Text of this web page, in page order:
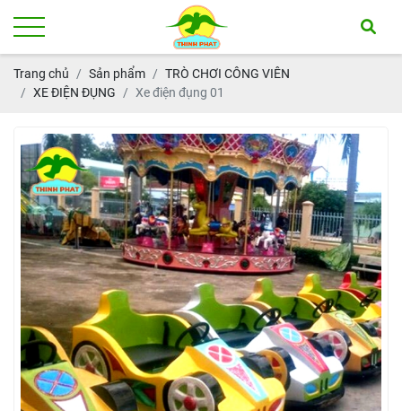
Trang chủ Sản phẩm
TRÒ CHƠI CÔNG VIÊN
XE ĐIỆN ĐỤNG
Xe điện đụng 01